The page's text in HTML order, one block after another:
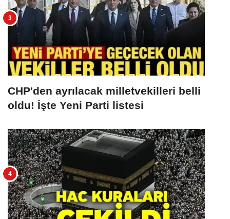
CHP'den ayrılacak milletvekilleri belli
oldu! İşte Yeni Parti listesi